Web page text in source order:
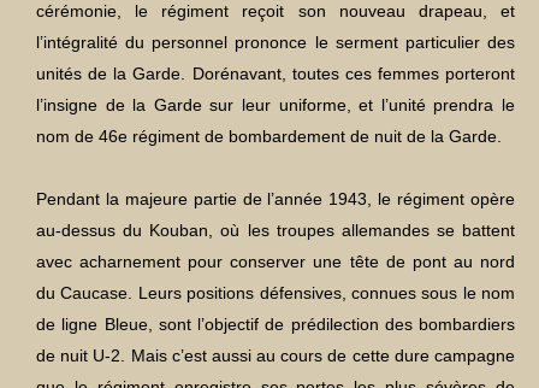
cérémonie, le régiment reçoit son nouveau drapeau, et
l’intégralité du personnel prononce le serment particulier des
unités de la Garde. Dorénavant, toutes ces femmes porteront
l’insigne de la Garde sur leur uniforme, et l’unité prendra le
nom de 46e régiment de bombardement de nuit de la Garde.
Pendant la majeure partie de l’année 1943, le régiment opère
au-dessus du Kouban, où les troupes allemandes se battent
avec acharnement pour conserver une tête de pont au nord
du Caucase. Leurs positions défensives, connues sous le nom
de ligne Bleue, sont l’objectif de prédilection des bombardiers
de nuit U-2. Mais c’est aussi au cours de cette dure campagne